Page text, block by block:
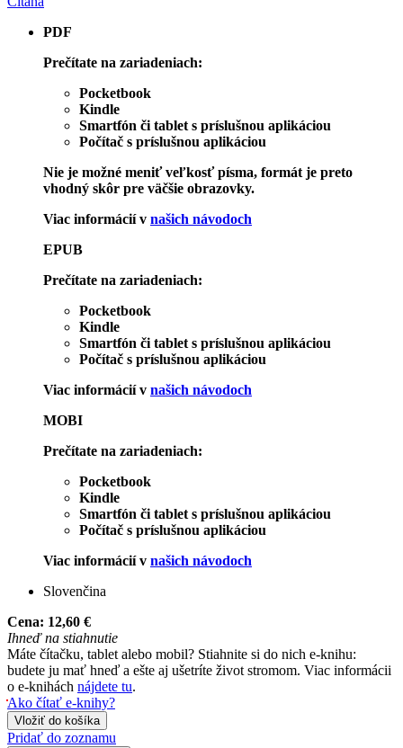
PDF
Prečítate na zariadeniach:
Pocketbook
Kindle
Smartfón či tablet s príslušnou aplikáciou
Počítač s príslušnou aplikáciou
Nie je možné meniť veľkosť písma, formát je preto
vhodný skôr pre väčšie obrazovky.
Viac informácií v našich návodoch
EPUB
Prečítate na zariadeniach:
Pocketbook
Kindle
Smartfón či tablet s príslušnou aplikáciou
Počítač s príslušnou aplikáciou
Viac informácií v našich návodoch
MOBI
Prečítate na zariadeniach:
Pocketbook
Kindle
Smartfón či tablet s príslušnou aplikáciou
Počítač s príslušnou aplikáciou
Viac informácií v našich návodoch
Slovenčina
Cena: 12,60 €
Ihneď na stiahnutie
Máte čítačku, tablet alebo mobil? Stiahnite si do nich e-knihu:
budete ju mať hneď a ešte aj ušetríte život stromom. Viac informácii
o e-knihách nájdete tu.
Ako čítať e-knihy?
Vložiť do košíka
Pridať do zoznamu